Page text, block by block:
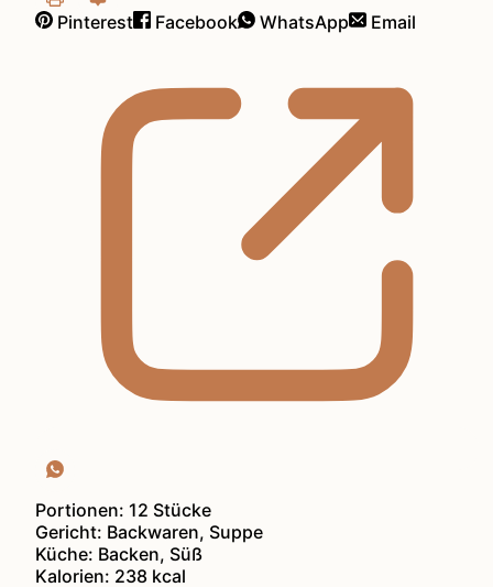
Pinterest Facebook WhatsApp Email
Portionen: 12 Stücke
Gericht: Backwaren, Suppe
Küche: Backen, Süß
Kalorien: 238 kcal